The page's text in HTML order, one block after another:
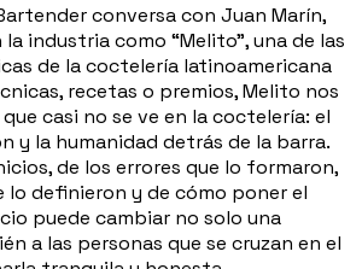
conversa con Juan Marín,
industria como “Melito”, una de las
de la coctelería latinoamericana
recetas o premios, Melito nos
casi no se ve en la coctelería: el
y la humanidad detrás de la barra.
de los errores que lo formaron,
lo definieron y de cómo poner el
puede cambiar no solo una
a las personas que se cruzan en el